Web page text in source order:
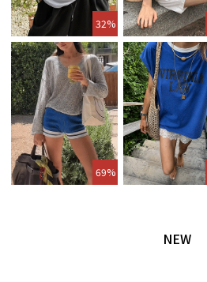
32%
69%
NEW